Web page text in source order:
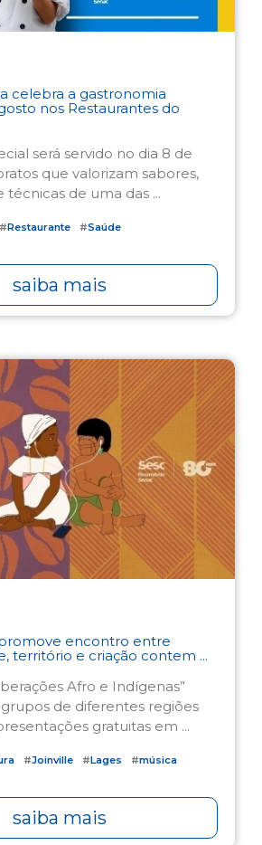
celebra a gastronomia
nos Restaurantes do
será servido no dia 8 de
que valorizam sabores,
técnicas de uma das ...
#Restaurante #Saúde
saiba mais
encontro entre
território e criação contem ...
Afro e Indígenas”
de diferentes regiões
gratuitas em ...
#Joinville #Lages #música
saiba mais